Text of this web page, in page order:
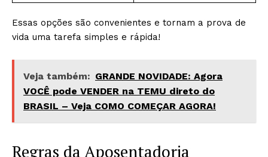
Essas opções são convenientes e tornam a prova de
vida uma tarefa simples e rápida!
Veja também: GRANDE NOVIDADE: Agora
VOCÊ pode VENDER na TEMU direto do
BRASIL – Veja COMO COMEÇAR AGORA!
Regras da Aposentadoria